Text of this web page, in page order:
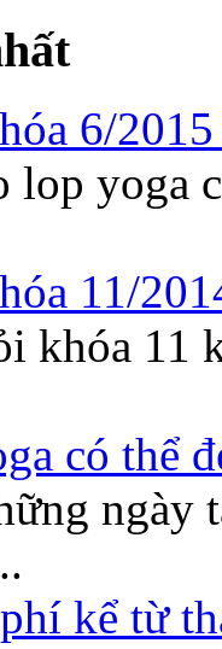
6/
yoga
11/
khóa 11
có thể
ngày
kể từ